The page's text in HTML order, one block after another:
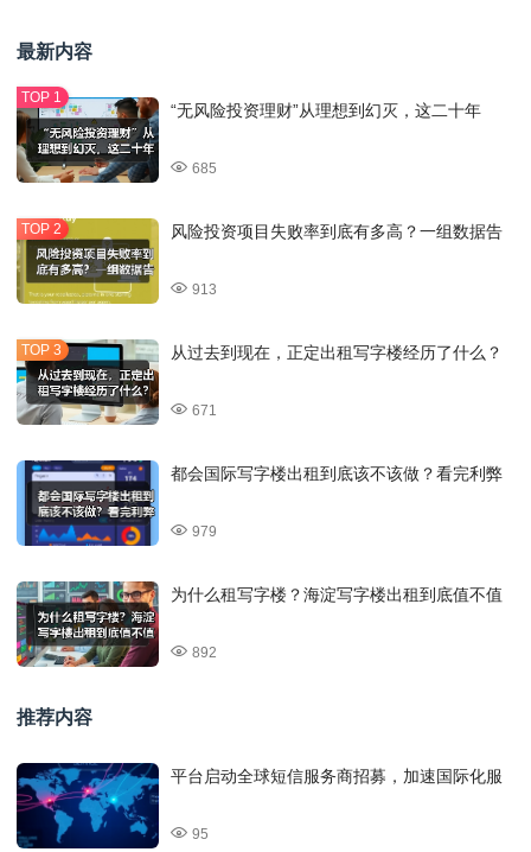
最新内容
“无风险投资理财”从理想到幻灭，这二十年
685
风险投资项目失败率到底有多高？一组数据告
913
从过去到现在，正定出租写字楼经历了什么？
671
都会国际写字楼出租到底该不该做？看完利弊
979
为什么租写字楼？海淀写字楼出租到底值不值
892
推荐内容
平台启动全球短信服务商招募，加速国际化服
95